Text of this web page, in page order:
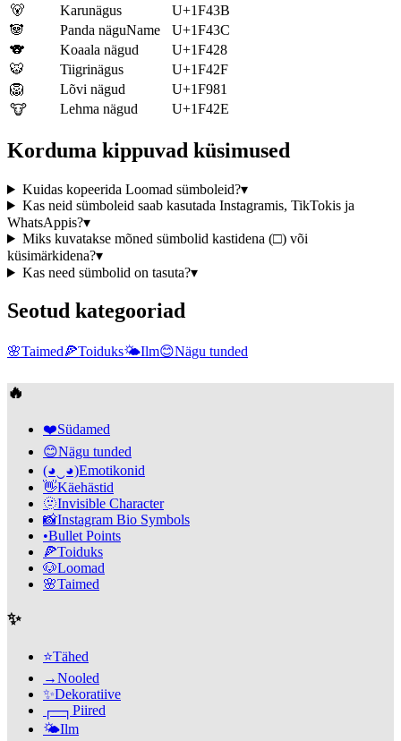
🐻
Karunägus
U+1F43B
🐼
Panda näguName
U+1F43C
🐨
Koaala nägud
U+1F428
🐯
Tiigrinägus
U+1F42F
🦁
Lõvi nägud
U+1F981
🐮
Lehma nägud U+1F42E
Korduma kippuvad küsimused
Kuidas kopeerida Loomad sümboleid?▾
Kas neid sümboleid saab kasutada Instagramis, TikTokis ja
WhatsAppis?▾
Miks kuvatakse mõned sümbolid kastidena (□) või
küsimärkidena?▾
Kas need sümbolid on tasuta?▾
Seotud kategooriad
🌸Taimed🍕Toiduks🌤️Ilm😊Nägu tunded
🔥
❤️Südamed
😊Nägu tunded
(◕‿◕)Emotikonid
👋Käehästid
🫥Invisible Character
📸Instagram Bio Symbols
•Bullet Points
🍕Toiduks
🐶Loomad
🌸Taimed
✨
⭐Tähed
→Nooled
✨Dekoratiive
┌─┐ Piired
🌤️Ilm